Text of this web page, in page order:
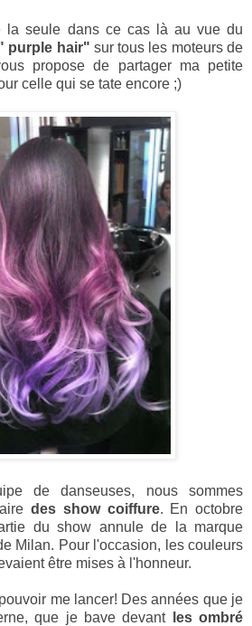
la seule dans ce cas là au vue du
purple hair" sur tous les moteurs de
propose de partager ma petite
celle qui se tate encore ;)
de danseuses, nous sommes
des show coiffure. En octobre
du show annule de la marque
Milan. Pour l'occasion, les couleurs
être mises à l'honneur.
me lancer! Des années que je
que je bave devant
les ombré